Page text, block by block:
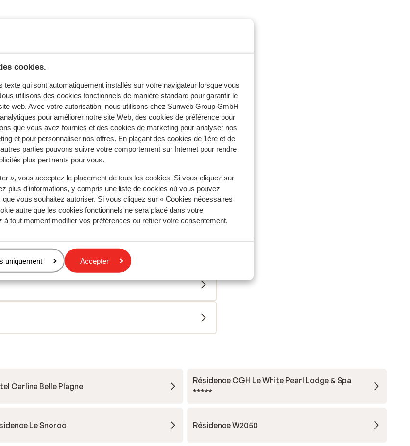
cookies.
texte qui sont automatiquement installés sur votre navigateur lorsque vous
utilisons des cookies fonctionnels de manière standard pour garantir le
web. Avec votre autorisation, nous utilisons chez Sunweb Group GmbH
pour améliorer notre site Web, des cookies de préférence pour
que vous avez fournies et des cookies de marketing pour analyser nos
et pour personnaliser nos offres. En plaçant des cookies de 1ère et de
parties pouvons suivre votre comportement sur Internet pour rendre
plus pertinents pour vous.
», vous acceptez le placement de tous les cookies. Si vous cliquez sur
plus d'informations, y compris une liste de cookies où vous pouvez
vous souhaitez autoriser. Si vous cliquez sur « Cookies nécessaires
autre que les cookies fonctionnels ne sera placé dans votre
à tout moment modifier vos préférences ou retirer votre consentement.
uniquement Accepter
leur expérience avec notre produit.
Carlina Belle Plagne
Résidence CGH Le White Pearl Lodge & Spa
*****
Le Snoroc Résidence W2050